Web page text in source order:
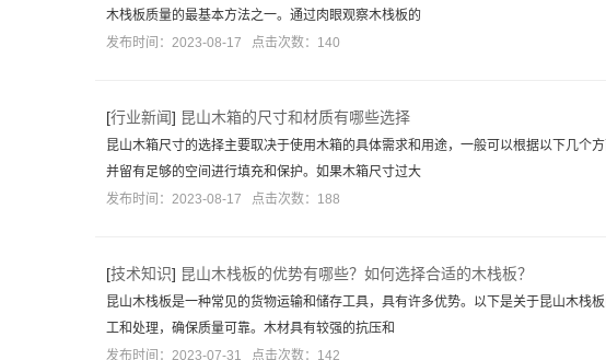
木栈板质量的最基本方法之一。通过肉眼观察木栈板的
发布时间：2023-08-17 点击次数：140
[行业新闻] 昆山木箱的尺寸和材质有哪些选择
昆山木箱尺寸的选择主要取决于使用木箱的具体需求和用途，一般可以根据以下几个
并留有足够的空间进行填充和保护。如果木箱尺寸过大
发布时间：2023-08-17 点击次数：188
[技术知识] 昆山木栈板的优势有哪些？如何选择合适的木栈板？
昆山木栈板是一种常见的货物运输和储存工具，具有许多优势。以下是关于昆山木栈
工和处理，确保质量可靠。木材具有较强的抗压和
发布时间：2023-07-31 点击次数：142